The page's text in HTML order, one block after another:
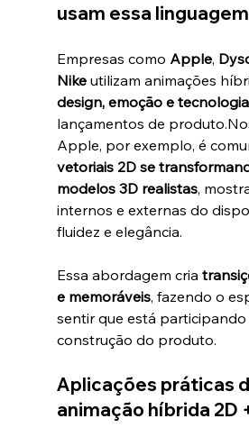
usam essa linguagem
Empresas como Apple,
Nike utilizam animações
design, emoção e tecnologia
lançamentos de
Apple, por exemplo, é
vetoriais 2D se
modelos 3D realistas,
internos e externas do
fluidez e elegância.
Essa abordagem cria
e memoráveis, fazendo o
sentir que está participando
construção do produto.
Aplicações práticas
animação híbrida 2D